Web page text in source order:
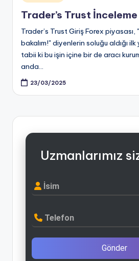
in
Trader’s Trust İnceleme
Trader’s Trust Giriş Forex piyasası,
bakalım!" diyenlerin soluğu aldığı
tabii ki bu işin içine bir de aracı
anda…
23/03/2025
Uzmanlarımız
İsim
Telefon
Gönder